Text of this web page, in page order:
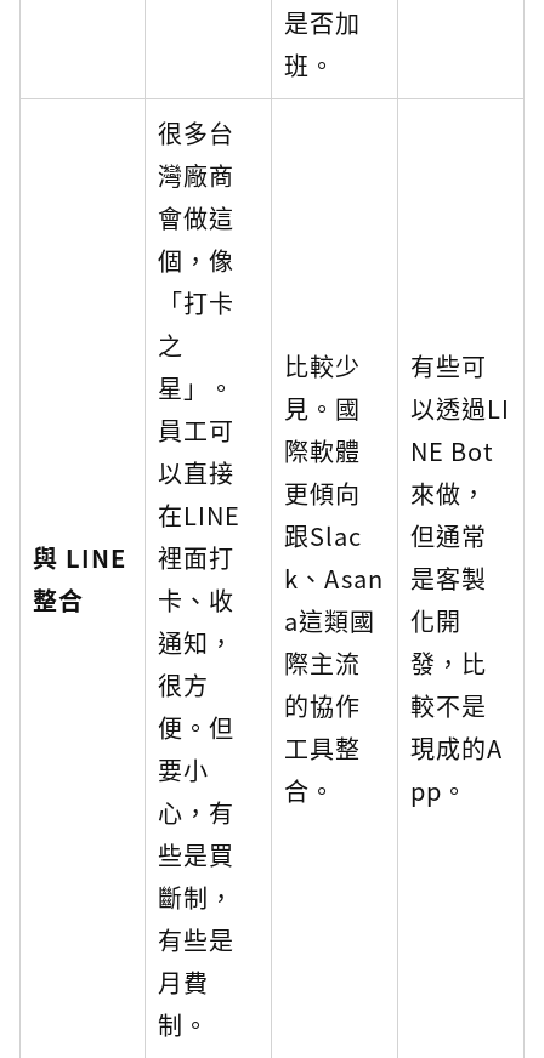
是否加
班。
與 LINE
整合
很多台
灣廠商
會做這
個，像
「打卡
之
星」。
員工可
以直接
在LINE
裡面打
卡、收
通知，
很方
便。但
要小
心，有
些是買
斷制，
有些是
月費
制。
比較少
見。國
際軟體
更傾向
跟Slac
k、Asan
a這類國
際主流
的協作
工具整
合。
有些可
以透過LI
NE Bot
來做，
但通常
是客製
化開
發，比
較不是
現成的A
pp。